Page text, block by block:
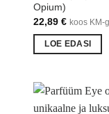
Opium)
22,89€ koos KM-
LOE EDASI